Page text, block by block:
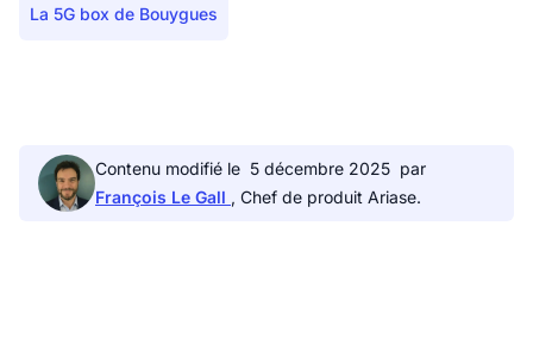
La 5G box de Bouygues
Contenu modifié le 5 décembre 2025 par
François Le Gall , Chef de produit Ariase.